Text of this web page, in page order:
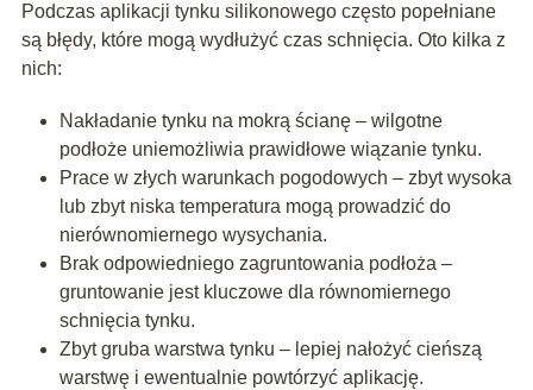
Podczas aplikacji tynku silikonowego często popełniane
są błędy, które mogą wydłużyć czas schnięcia. Oto kilka z
nich:
Nakładanie tynku na mokrą ścianę – wilgotne
podłoże uniemożliwia prawidłowe wiązanie tynku.
Prace w złych warunkach pogodowych – zbyt wysoka
lub zbyt niska temperatura mogą prowadzić do
nierównomiernego wysychania.
Brak odpowiedniego zagruntowania podłoża –
gruntowanie jest kluczowe dla równomiernego
schnięcia tynku.
Zbyt gruba warstwa tynku – lepiej nałożyć cieńszą
warstwę i ewentualnie powtórzyć aplikację.